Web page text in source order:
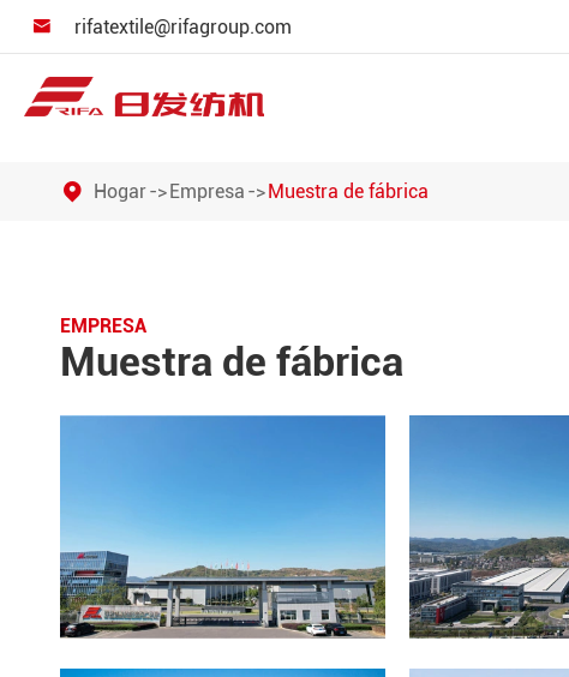
 rifatextile@rifagroup.com
Hogar Empresa Muestra de fábrica
EMPRESA
Muestra de fábrica